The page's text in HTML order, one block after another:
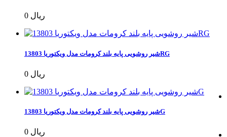
0 ریال
شیر روشویی پایه بلند کرومات مدل ویکتوریا 13803RG
0 ریال
شیر روشویی پایه بلند کرومات مدل ویکتوریا 13803G
0 ریال